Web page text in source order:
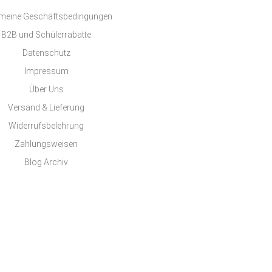
Geschäftsbedingungen
B2B und Schülerrabatte
Datenschutz
Impressum
Über Uns
Versand & Lieferung
Widerrufsbelehrung
Zahlungsweisen
Blog Archiv